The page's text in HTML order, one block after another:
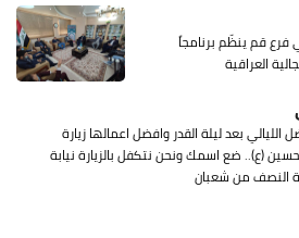
فرع قم ينظّم برنامجاً
العراقية
الليالي بعد ليلة القدر وافضل اعمالها زيارة
(ع).. ضع اسمك ونحن نتكفل بالزيارة نيابة
النصف من شعبان